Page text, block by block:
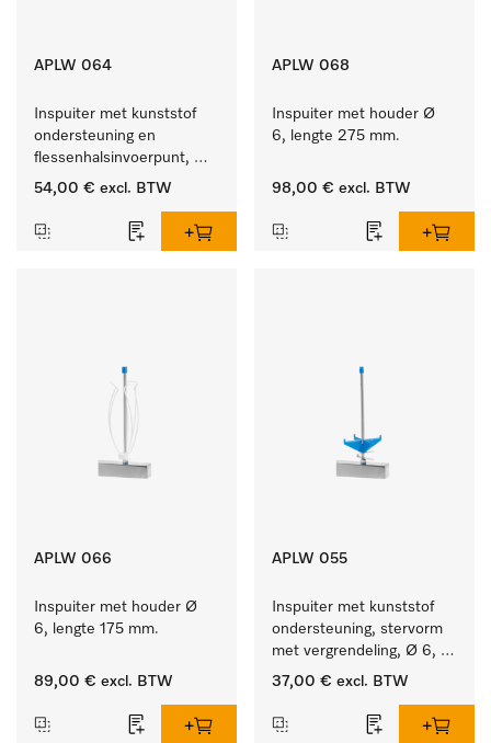
APLW 064
Inspuiter met kunststof
ondersteuning en
flessenhalsinvoerpunt,
ster, Ø 6, lengte 225 mm.
54,00 € excl. BTW
APLW 068
Inspuiter met houder Ø
6, lengte 275 mm.
98,00 € excl. BTW
APLW 066
Inspuiter met houder Ø
6, lengte 175 mm.
89,00 € excl. BTW
APLW 055
Inspuiter met kunststof
ondersteuning, stervorm
met vergrendeling, Ø 6,
lengte 175 mm.
37,00 € excl. BTW